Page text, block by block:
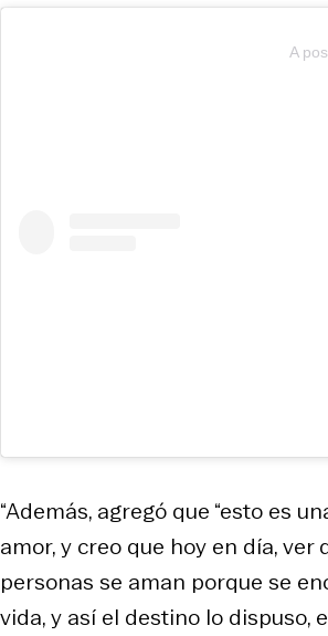
“Además, agregó que “esto es
amor, y creo que hoy en día, ver
personas se aman porque se
vida, y así el destino lo dispuso,